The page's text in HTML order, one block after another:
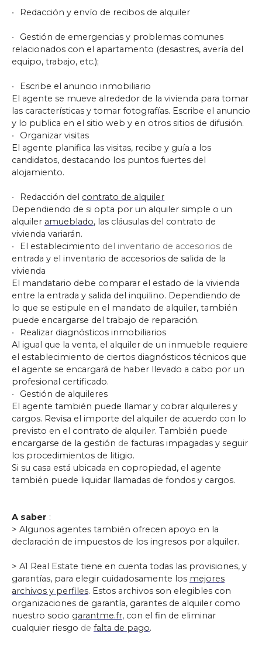
Redacción y envío de recibos de alquiler
Gestión de emergencias y problemas comunes
relacionados con el apartamento (desastres, avería del
equipo, trabajo, etc.);
Escribe el anuncio inmobiliario
El agente se mueve alrededor de la vivienda para tomar
las características y tomar fotografías. Escribe el anuncio
y lo publica en el sitio web y en otros sitios de difusión.
Organizar visitas
El agente planifica las visitas, recibe y guía a los
candidatos, destacando los puntos fuertes del
alojamiento.
Redacción del contrato de alquiler
Dependiendo de si opta por un alquiler simple o un
alquiler amueblado, las cláusulas del contrato de
vivienda variarán.
El establecimiento del inventario de accesorios de
entrada y el inventario de accesorios de salida de la
vivienda
El mandatario debe comparar el estado de la vivienda
entre la entrada y salida del inquilino. Dependiendo de
lo que se estipule en el mandato de alquiler, también
puede encargarse del trabajo de reparación.
Realizar diagnósticos inmobiliarios
Al igual que la venta, el alquiler de un inmueble requiere
el establecimiento de ciertos diagnósticos técnicos que
el agente se encargará de haber llevado a cabo por un
profesional certificado.
Gestión de alquileres
El agente también puede llamar y cobrar alquileres y
cargos. Revisa el importe del alquiler de acuerdo con lo
previsto en el contrato de alquiler. También puede
encargarse de la gestión de facturas impagadas y seguir
los procedimientos de litigio.
Si su casa está ubicada en copropiedad, el agente
también puede liquidar llamadas de fondos y cargos.
A saber :
> Algunos agentes también ofrecen apoyo en la
declaración de impuestos de los ingresos por alquiler.
> A1 Real Estate tiene en cuenta todas las provisiones, y
garantías, para elegir cuidadosamente los mejores
archivos y perfiles. Estos archivos son elegibles con
organizaciones de garantía, garantes de alquiler como
nuestro socio garantme.fr, con el fin de eliminar
cualquier riesgo de falta de pago.